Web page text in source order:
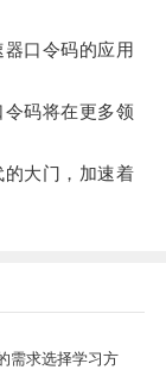
口令码的应用
码将在更多领
大门，加速着
需求选择学习方